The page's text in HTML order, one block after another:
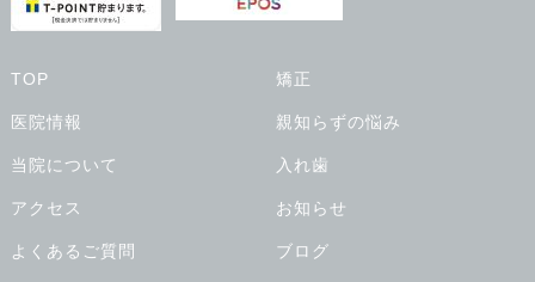
TOP
医院情報
当院について
アクセス
よくあるご質問
矯正
親知らずの悩み
入れ歯
お知らせ
ブログ